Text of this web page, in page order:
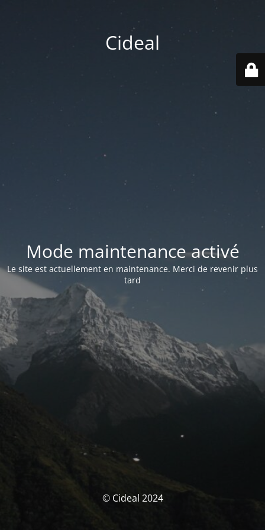
Cideal
Mode maintenance activé
Le site est actuellement en maintenance. Merci de revenir plus
tard
© Cideal 2024